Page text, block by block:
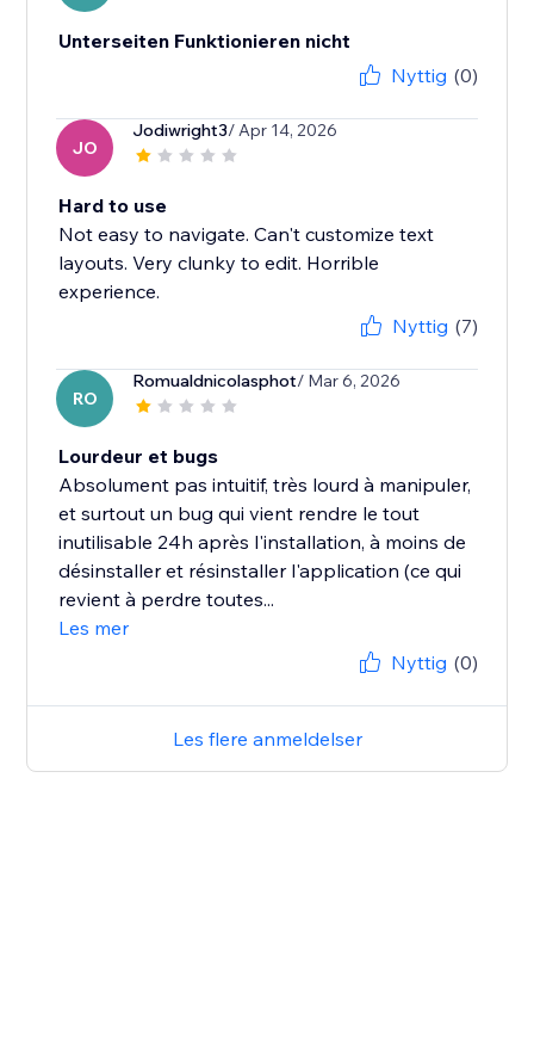
Unterseiten Funktionieren nicht
Nyttig (0)
JO
Jodiwright3/ Apr 14, 2026
Hard to use
Not easy to navigate. Can't customize text
layouts. Very clunky to edit. Horrible
experience.
Nyttig (7)
RO
Romualdnicolasphot/ Mar 6, 2026
Lourdeur et bugs
Absolument pas intuitif, très lourd à manipuler,
et surtout un bug qui vient rendre le tout
inutilisable 24h après l'installation, à moins de
désinstaller et résinstaller l'application (ce qui
revient à perdre toutes...
Les mer
Nyttig (0)
Les flere anmeldelser